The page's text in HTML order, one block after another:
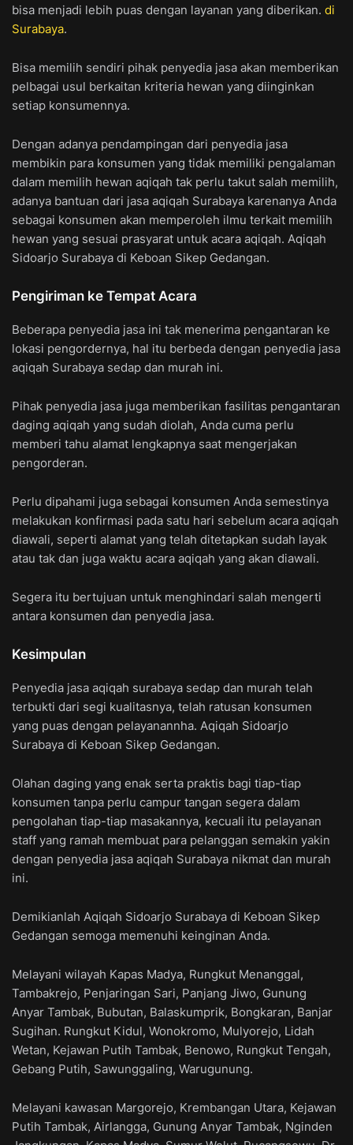
bisa menjadi lebih puas dengan layanan yang diberikan. di
Surabaya.
Bisa memilih sendiri pihak penyedia jasa akan memberikan
pelbagai usul berkaitan kriteria hewan yang diinginkan
setiap konsumennya.
Dengan adanya pendampingan dari penyedia jasa
membikin para konsumen yang tidak memiliki pengalaman
dalam memilih hewan aqiqah tak perlu takut salah memilih,
adanya bantuan dari jasa aqiqah Surabaya karenanya Anda
sebagai konsumen akan memperoleh ilmu terkait memilih
hewan yang sesuai prasyarat untuk acara aqiqah. Aqiqah
Sidoarjo Surabaya di Keboan Sikep Gedangan.
Pengiriman ke Tempat Acara
Beberapa penyedia jasa ini tak menerima pengantaran ke
lokasi pengordernya, hal itu berbeda dengan penyedia jasa
aqiqah Surabaya sedap dan murah ini.
Pihak penyedia jasa juga memberikan fasilitas pengantaran
daging aqiqah yang sudah diolah, Anda cuma perlu
memberi tahu alamat lengkapnya saat mengerjakan
pengorderan.
Perlu dipahami juga sebagai konsumen Anda semestinya
melakukan konfirmasi pada satu hari sebelum acara aqiqah
diawali, seperti alamat yang telah ditetapkan sudah layak
atau tak dan juga waktu acara aqiqah yang akan diawali.
Segera itu bertujuan untuk menghindari salah mengerti
antara konsumen dan penyedia jasa.
Kesimpulan
Penyedia jasa aqiqah surabaya sedap dan murah telah
terbukti dari segi kualitasnya, telah ratusan konsumen
yang puas dengan pelayanannha. Aqiqah Sidoarjo
Surabaya di Keboan Sikep Gedangan.
Olahan daging yang enak serta praktis bagi tiap-tiap
konsumen tanpa perlu campur tangan segera dalam
pengolahan tiap-tiap masakannya, kecuali itu pelayanan
staff yang ramah membuat para pelanggan semakin yakin
dengan penyedia jasa aqiqah Surabaya nikmat dan murah
ini.
Demikianlah Aqiqah Sidoarjo Surabaya di Keboan Sikep
Gedangan semoga memenuhi keinginan Anda.
Melayani wilayah Kapas Madya, Rungkut Menanggal,
Tambakrejo, Penjaringan Sari, Panjang Jiwo, Gunung
Anyar Tambak, Bubutan, Balaskumprik, Bongkaran, Banjar
Sugihan. Rungkut Kidul, Wonokromo, Mulyorejo, Lidah
Wetan, Kejawan Putih Tambak, Benowo, Rungkut Tengah,
Gebang Putih, Sawunggaling, Warugunung.
Melayani kawasan Margorejo, Krembangan Utara, Kejawan
Putih Tambak, Airlangga, Gunung Anyar Tambak, Nginden